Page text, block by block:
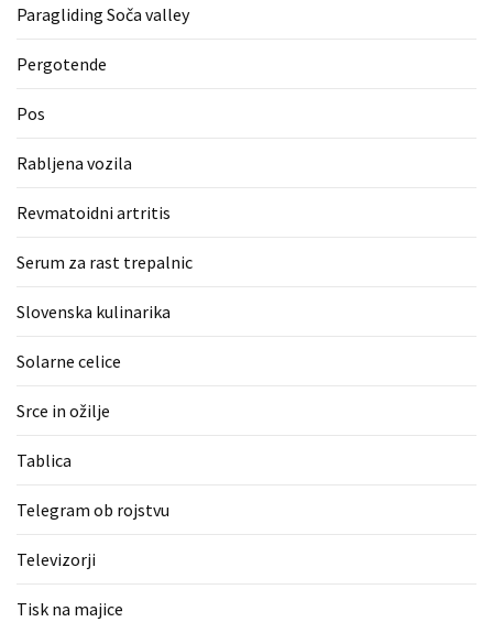
Paragliding Soča valley
Pergotende
Pos
Rabljena vozila
Revmatoidni artritis
Serum za rast trepalnic
Slovenska kulinarika
Solarne celice
Srce in ožilje
Tablica
Telegram ob rojstvu
Televizorji
Tisk na majice